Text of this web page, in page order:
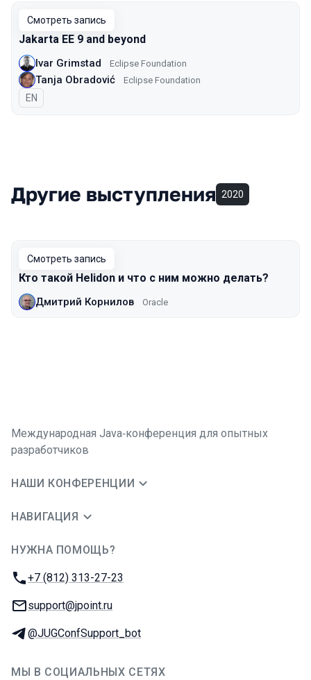
Смотреть запись
Jakarta EE 9 and beyond
Ivar Grimstad Eclipse Foundation
Tanja Obradović Eclipse Foundation
На английском языке
EN
Другие выступления 2020
Смотреть запись
Кто такой Helidon и что с ним можно делать?
Дмитрий Корнилов Oracle
Международная Java‑конференция для опытных
разработчиков
НАШИ КОНФЕРЕНЦИИ
НАВИГАЦИЯ
НУЖНА ПОМОЩЬ?
Телефон:
+7 (812) 313-27-23
E-mail:
support@jpoint.ru
Телеграм:
@JUGConfSupport_bot
МЫ В СОЦИАЛЬНЫХ СЕТЯХ